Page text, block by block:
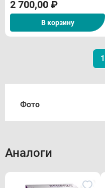
2 700,00 ₽
В корзину
1
Фото
Аналоги